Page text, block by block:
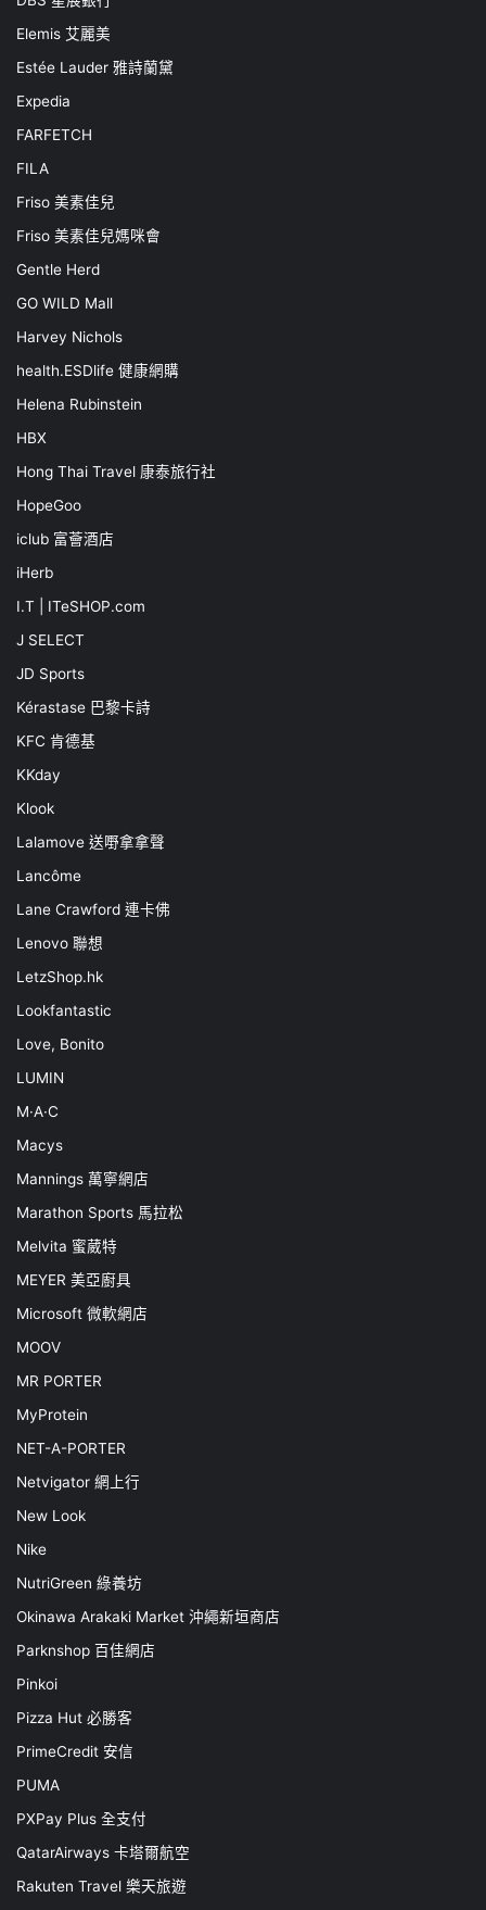
Elemis 艾麗美
Estée Lauder 雅詩蘭黛
Expedia
FARFETCH
FILA
Friso 美素佳兒
Friso 美素佳兒媽咪會
Gentle Herd
GO WILD Mall
Harvey Nichols
health.ESDlife 健康網購
Helena Rubinstein
HBX
Hong Thai Travel 康泰旅行社
HopeGoo
iclub 富薈酒店
iHerb
I.T | ITeSHOP.com
J SELECT
JD Sports
Kérastase 巴黎卡詩
KFC 肯德基
KKday
Klook
Lalamove 送嘢拿拿聲
Lancôme
Lane Crawford 連卡佛
Lenovo 聯想
LetzShop.hk
Lookfantastic
Love, Bonito
LUMIN
M·A·C
Macys
Mannings 萬寧網店
Marathon Sports 馬拉松
Melvita 蜜葳特
MEYER 美亞廚具
Microsoft 微軟網店
MOOV
MR PORTER
MyProtein
NET-A-PORTER
Netvigator 網上行
New Look
Nike
NutriGreen 綠養坊
Okinawa Arakaki Market 沖繩新垣商店
Parknshop 百佳網店
Pinkoi
Pizza Hut 必勝客
PrimeCredit 安信
PUMA
PXPay Plus 全支付
QatarAirways 卡塔爾航空
Rakuten Travel 樂天旅遊